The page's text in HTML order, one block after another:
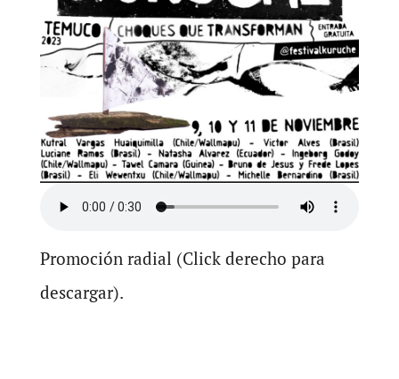
Promoción radial (Click derecho para
descargar).